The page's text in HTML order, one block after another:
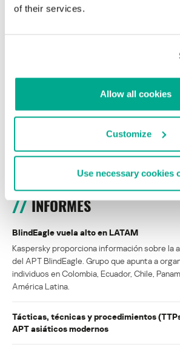
of their services.
Allow all cookies
Customize
Use necessary cookies
Wardriving en México: preparativos para
la Copa Mundial de Fútbol 2026
INFORMES
BlindEagle vuela alto en LATAM
Kaspersky proporciona información sobre la
del APT BlindEagle. Grupo que apunta a
individuos en Colombia, Ecuador, Chile,
América Latina.
Tácticas, técnicas y procedimientos
APT asiáticos modernos